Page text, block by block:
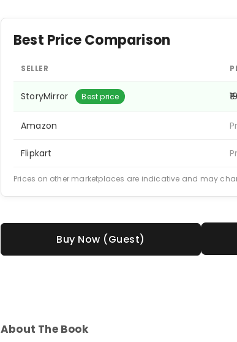
Best Price Comparison
SELLER
StoryMirror Best price
Amazon
Flipkart
Prices on other marketplaces are indicative and may
Buy Now (Guest)
About The Book